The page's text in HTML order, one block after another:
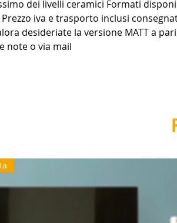
dei livelli ceramici Formati
Prezzo iva e trasporto inclusi
desideriate la versione MATT a pari
note o via mail